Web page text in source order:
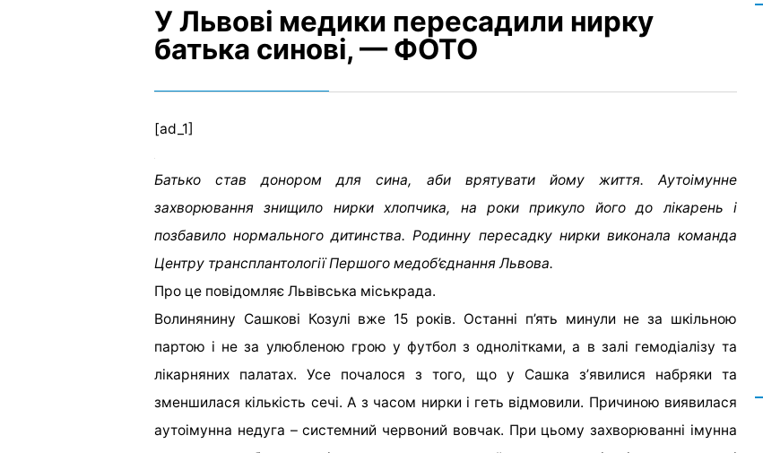
У Львові медики пересадили нирку
батька синові, — ФОТО
[ad_1]
Батько став донором для сина, аби врятувати йому життя. Аутоімунне
захворювання знищило нирки хлопчика, на роки прикуло його до лікарень і
позбавило нормального дитинства. Родинну пересадку нирки виконала команда
Центру трансплантології Першого медоб’єднання Львова.
Про це повідомляє Львівська міськрада.
Волинянину Сашкові Козулі вже 15 років. Останні п’ять минули не за шкільною
партою і не за улюбленою грою у футбол з однолітками, а в залі гемодіалізу та
лікарняних палатах. Усе почалося з того, що у Сашка зʼявилися набряки та
зменшилася кількість сечі. А з часом нирки і геть відмовили. Причиною виявилася
аутоімунна недуга – системний червоний вовчак. При цьому захворюванні імунна